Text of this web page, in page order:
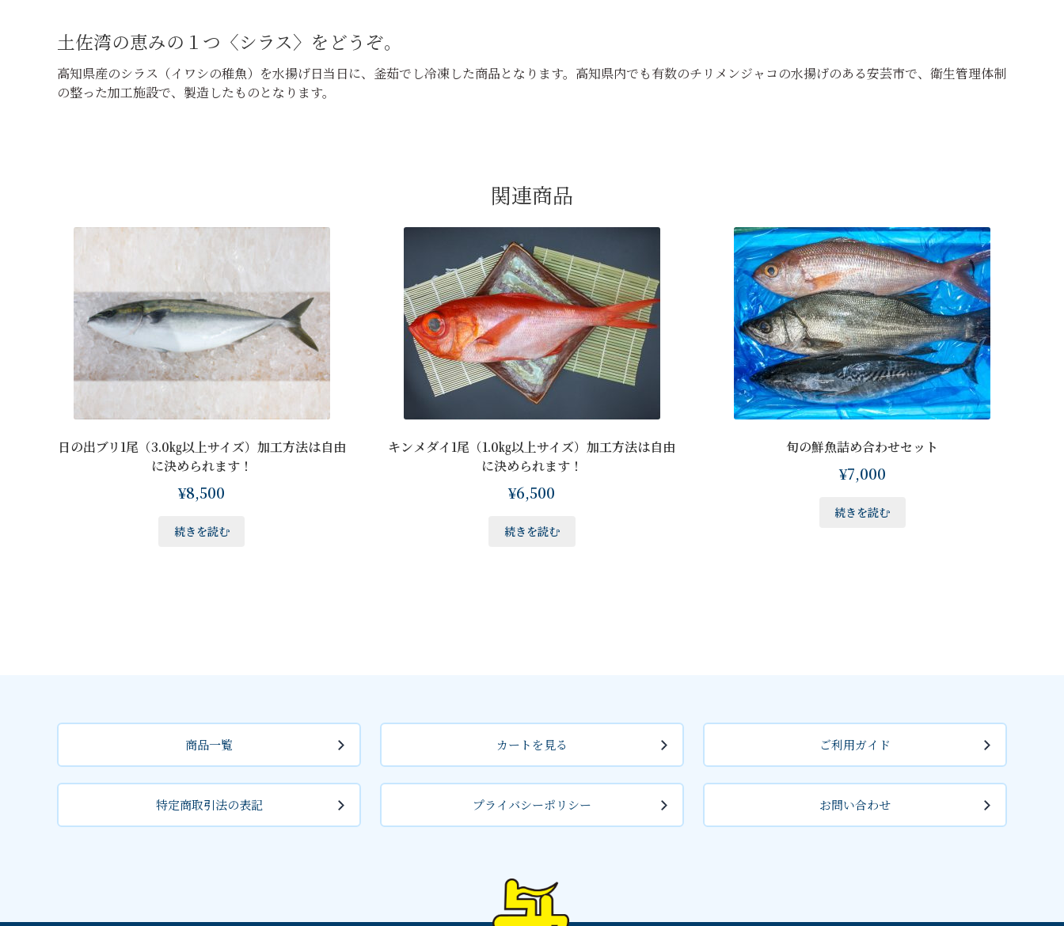
土佐湾の恵みの１つ〈シラス〉をどうぞ。
高知県産のシラス（イワシの稚魚）を水揚げ日当日に、釜茹でし冷凍した商品となります。高知県内でも有数のチリメンジャコの水揚げのある安芸市で、衛生管理体制
の整った加工施設で、製造したものとなります。
関連商品
日の出ブリ1尾（3.0㎏以上サイズ）加工方法は自由
に決められます！
¥8,500
続きを読む
キンメダイ1尾（1.0㎏以上サイズ）加工方法は自由
に決められます！
¥6,500
続きを読む
旬の鮮魚詰め合わせセット
¥7,000
続きを読む
商品一覧 カートを見る ご利用ガイド
特定商取引法の表記 プライバシーポリシー お問い合わせ